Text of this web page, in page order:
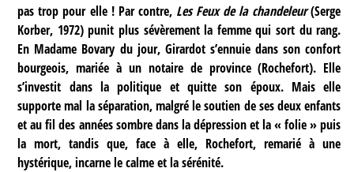
pas trop pour elle ! Par contre, Les Feux de la chandeleur(Serge
Korber, 1972) punit plus sévèrement la femme qui sort du rang.
En Madame Bovary du jour, Girardot s’ennuie dans son confort
bourgeois, mariée à un notaire de province (Rochefort). Elle
s’investit dans la politique et quitte son époux. Mais elle
supporte mal la séparation, malgré le soutien de ses deux enfants
et au fil des années sombre dans la dépression et la « folie » puis
la mort, tandis que, face à elle, Rochefort, remarié à une
hystérique, incarne le calme et la sérénité.